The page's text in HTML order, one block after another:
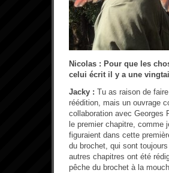
Nicolas : Pour que les
celui écrit il y a une
Jacky : Tu as raison de
réédition, mais un ouvrage
collaboration avec Georges
le premier chapitre, comme
figuraient dans cette
du brochet, qui sont
autres chapitres ont été
pêche du brochet à la